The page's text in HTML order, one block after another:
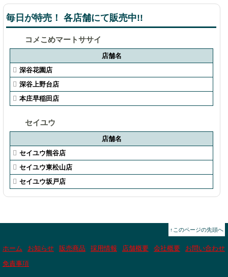
毎日が特売！ 各店舗にて販売中!!
コメこめマートササイ
店舗名
深谷花園店
深谷上野台店
本庄早稲田店
セイユウ
店舗名
セイユウ熊谷店
セイユウ東松山店
セイユウ坂戸店
↑このページの先頭へ
ホーム お知らせ 販売商品 採用情報 店舗概要 会社概要
お問い合わせ
免責事項